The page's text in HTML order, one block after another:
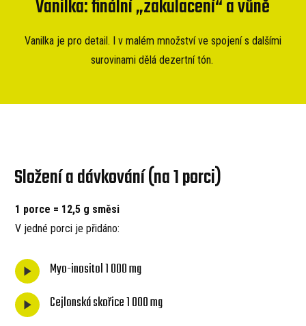
Vanilka: finální „zakulacení“ a vůně
Vanilka je pro detail. I v malém množství ve spojení s dalšími
surovinami dělá dezertní tón.
Složení a dávkování (na 1 porci)
1 porce = 12,5 g směsi
V jedné porci je přidáno:
Myo-inositol 1 000 mg
Cejlonská skořice 1 000 mg